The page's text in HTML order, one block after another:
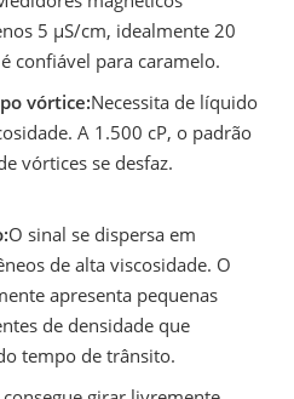
5 µS/cm, idealmente 20
confiável para caramelo.
vórtice:Necessita de líquido
A 1.500 cP, o padrão
vórtices se desfaz.
O sinal se dispersa em
de alta viscosidade. O
apresenta pequenas
de densidade que
tempo de trânsito.